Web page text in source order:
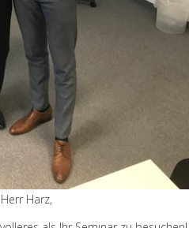
Harz,